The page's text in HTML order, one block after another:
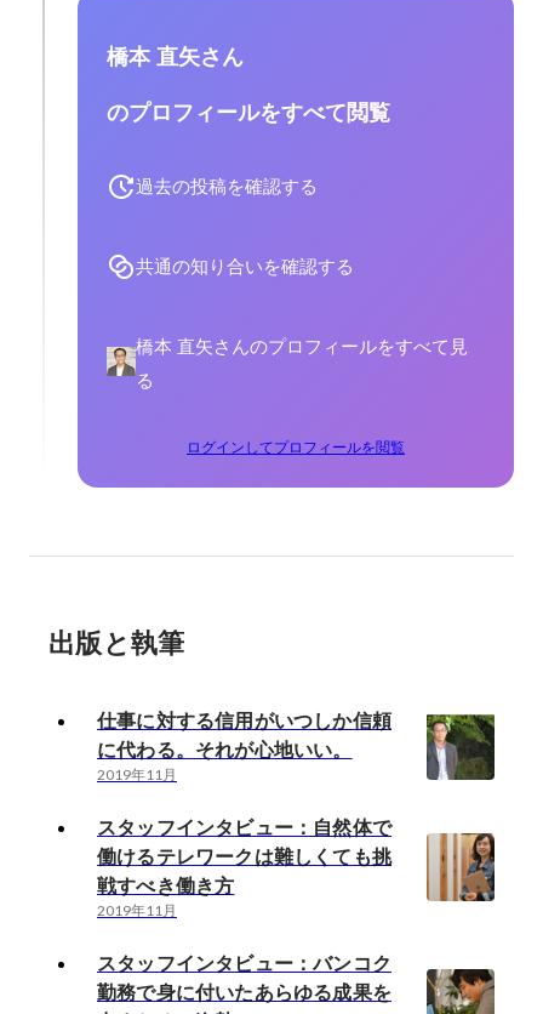
橋本 直矢さん
のプロフィールをすべて閲覧
過去の投稿を確認する
共通の知り合いを確認する
橋本 直矢さんのプロフィールをすべて見
る
ログインしてプロフィールを閲覧
出版と執筆
仕事に対する信用がいつしか信頼
に代わる。それが心地いい。
2019年11月
スタッフインタビュー：自然体で
働けるテレワークは難しくても挑
戦すべき働き方
2019年11月
スタッフインタビュー：バンコク
勤務で身に付いたあらゆる成果を